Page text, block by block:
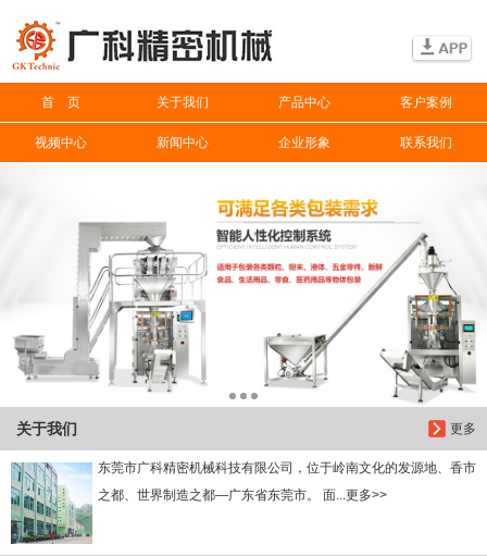
首 页 关于我们 产品中心 客户案例
视频中心 新闻中心 企业形象 联系我们
更多
关于我们
东莞市广科精密机械科技有限公司，位于岭南文化的发源地、香市
之都、世界制造之都—广东省东莞市。 面...更多>>
信息搜索